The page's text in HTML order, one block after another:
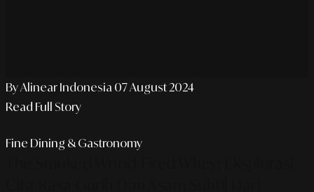
By Alinear Indonesia 07 August 2024
Read Full Story
Fine Dining & Gastronomy